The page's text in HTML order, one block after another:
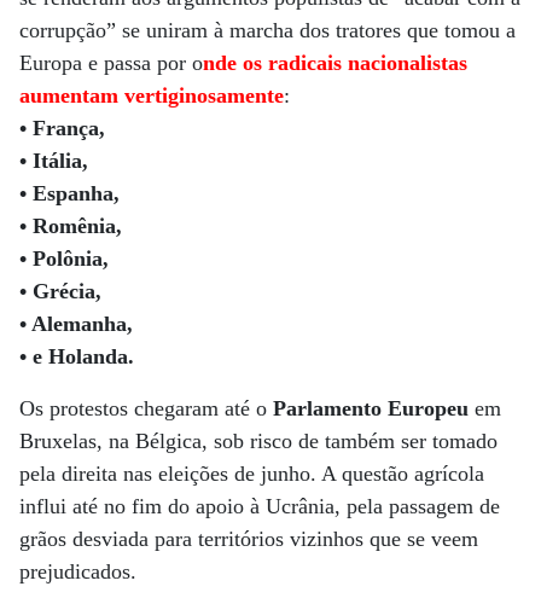
corrupção” se uniram à marcha dos tratores que tomou a
Europa e passa por onde os radicais nacionalistas
aumentam vertiginosamente:
• França,
• Itália,
• Espanha,
• Romênia,
• Polônia,
• Grécia,
• Alemanha,
• e Holanda.
Os protestos chegaram até o Parlamento Europeu em
Bruxelas, na Bélgica, sob risco de também ser tomado
pela direita nas eleições de junho. A questão agrícola
influi até no fim do apoio à Ucrânia, pela passagem de
grãos desviada para territórios vizinhos que se veem
prejudicados.